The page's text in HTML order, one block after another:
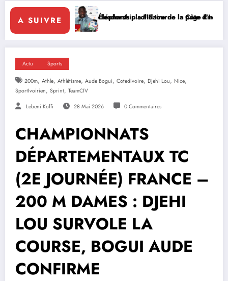
A SUIVRE
le leadership solidaire de la Côte d’Ivoire en Afrique
Éléphants : la FIF tourne la page Emerse Faé
Actu Sports
200m, Athle, Athlétisme, Aude Bogui, CotedIvoire, Djehi Lou, Nice,
SportIvoirien, Sprint, TeamCIV
Lebeni Koffi 28 Mai 2026 0 Commentaires
CHAMPIONNATS
DÉPARTEMENTAUX TC
(2E JOURNÉE) FRANCE –
200 M DAMES : DJEHI
LOU SURVOLE LA
COURSE, BOGUI AUDE
CONFIRME